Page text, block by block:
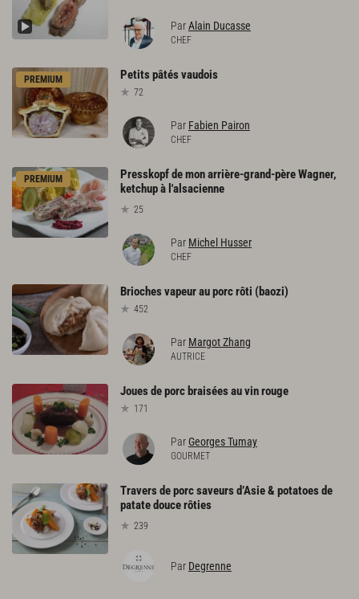
ParAlain Ducasse
CHEF
PREMIUM Petitspâtésvaudois
72
Par Fabien Pairon
CHEF
PREMIUM
Presskopf de mon arrière-grand-père Wagner,
ketchup à l'alsacienne
25
Par Michel Husser
CHEF
Briochesvapeurauporcrôti (baozi)
452
Par Margot Zhang
AUTRICE
Jouesdeporc braiséesauvinrouge
171
ParGeorges Tumay
GOURMET
Travers de porc saveurs d’Asie & potatoes de
patate douce rôties
239
Par Degrenne